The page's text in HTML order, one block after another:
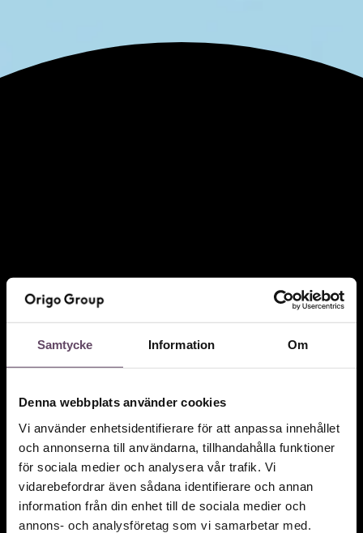
Samtycke Information Om
Denna webbplats använder cookies
Vi använder enhetsidentifierare för att anpassa innehållet
och annonserna till användarna, tillhandahålla funktioner
för sociala medier och analysera vår trafik. Vi
vidarebefordrar även sådana identifierare och annan
information från din enhet till de sociala medier och
annons- och analysföretag som vi samarbetar med.